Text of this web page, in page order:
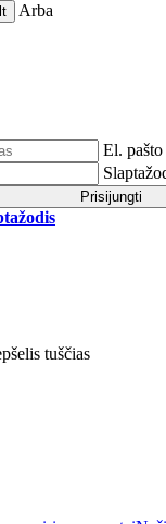
Arba
El. pašto
Prisijungti
tuščias